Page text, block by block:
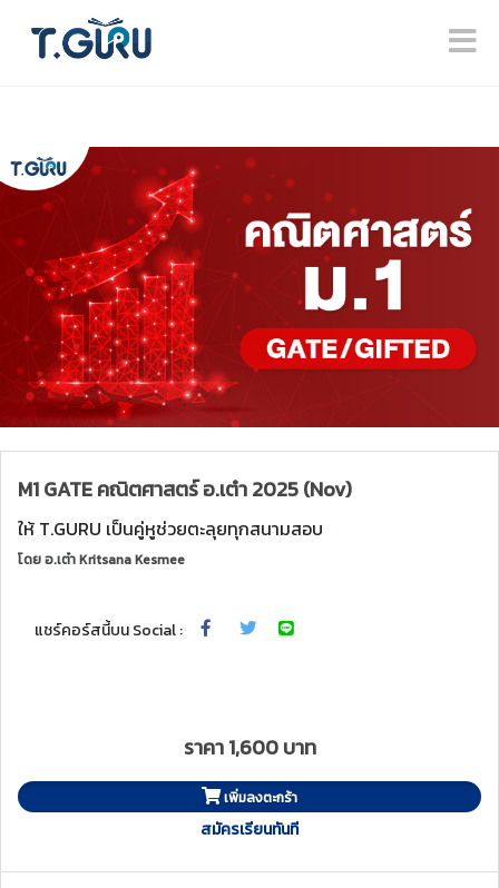
M1 GATE คณิตศาสตร์ อ.เต๋า 2025 (Nov)
ให้ T.GURU เป็นคู่หูช่วยตะลุยทุกสนามสอบ
โดยอ.เต๋า Kritsana Kesmee
แชร์คอร์สนี้บน Social :
ราคา 1,600 บาท
เพิ่มลงตะกร้า
สมัครเรียนทันที